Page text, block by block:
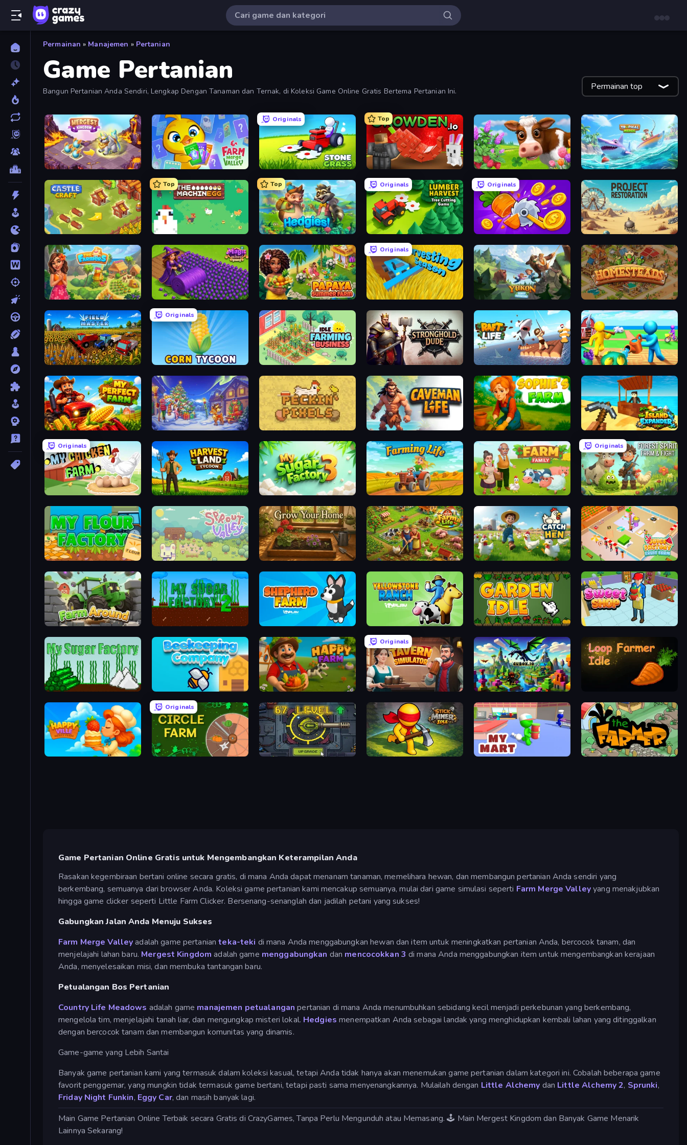
Permainan » Manajemen » Pertanian
Game Pertanian
Bangun Pertanian Anda Sendiri, Lengkap Dengan Tanaman dan Ternak, di Koleksi Game Online Gratis Bertema Pertanian Ini. Permainan top
Mergest Kingdom Farm Merge Valley
Originals
Stone Grass: Mowing Simulator
Top
Grow A Garden | Growden.io Country Life Meadows Tropical Merge
Castle Craft
Top
The MachinEGG
Top
Hedgies
Originals
Lumber Harvest: Tree Cutting Game
Originals
Farm Ring Idle Project Restoration
The Farmers Magic School Papaya Summer Farm
Originals
Harvesting Season Yukon: Family Adventure Homesteads: Dream Farm
Field Master
Originals
Corn Tycoon Idle Farming Business Stronghold Dude Raft Life Farm Land
My Perfect Farm Snow Farm Happy New Year Peckin' Pixels Caveman Life Sophie's Farm Island Expander
Originals
My Chicken Farm Harvest Land Tycoon My Sugar Factory 3 Farming Life Farm Family
Originals
Forest Spirit: Farm & Fight
My Flour Factory Sprout Valley Grow Your Home Farm Life Catch the Hen Juice Factory - Fruit Farm
Farm Around My Sugar Factory 2 Shepherd Farm Yellowstone Ranch Garden Idle Sweet Shop 3D
My Sugar Factory Beekeeping Company Happy Farm
Originals
Tavern Simulator Cubox.io
HappyVille Merge Farm
Originals
Circle Farm Tank Evolution Stick Miner Idle My Mart The Farmer
Game Pertanian Online Gratis untuk Mengembangkan Keterampilan Anda
Rasakan kegembiraan bertani online secara gratis, di mana Anda dapat menanam tanaman, memelihara hewan, dan membangun pertanian Anda sendiri yang
berkembang, semuanya dari browser Anda. Koleksi game pertanian kami mencakup semuanya, mulai dari game simulasi seperti Farm Merge Valleyyang menakjubkan
hingga game clicker seperti Little Farm Clicker. Bersenang-senanglah dan jadilah petani yang sukses!
Gabungkan Jalan Anda Menuju Sukses
Farm Merge Valleyadalah game pertanianteka-teki di mana Anda menggabungkan hewan dan item untuk meningkatkan pertanian Anda, bercocok tanam, dan
menjelajahi lahan baru. Mergest Kingdom adalah game menggabungkan dan mencocokkan 3 di mana Anda menggabungkan item untuk mengembangkan kerajaan
Anda, menyelesaikan misi, dan membuka tantangan baru.
Petualangan Bos Pertanian
Country Life Meadows adalah game manajemen petualangan pertanian di mana Anda menumbuhkan sebidang kecil menjadi perkebunan yang berkembang,
mengelola tim, menjelajahi tanah liar, dan mengungkap misteri lokal. Hedgies menempatkan Anda sebagai landak yang menghidupkan kembali lahan yang ditinggalkan
dengan bercocok tanam dan membangun komunitas yang dinamis.
Game-game yang Lebih Santai
Banyak game pertanian kami yang termasuk dalam koleksi kasual, tetapi Anda tidak hanya akan menemukan game pertanian dalam kategori ini. Cobalah beberapa game
favorit penggemar, yang mungkin tidak termasuk game bertani, tetapi pasti sama menyenangkannya. Mulailah dengan Little Alchemy dan Little Alchemy 2, Sprunki,
Friday Night Funkin, Eggy Car, dan masih banyak lagi.
Main Game Pertanian Online Terbaik secara Gratis di CrazyGames, Tanpa Perlu Mengunduh atau Memasang. 🕹️ Main Mergest Kingdom dan Banyak Game Menarik
Lainnya Sekarang!